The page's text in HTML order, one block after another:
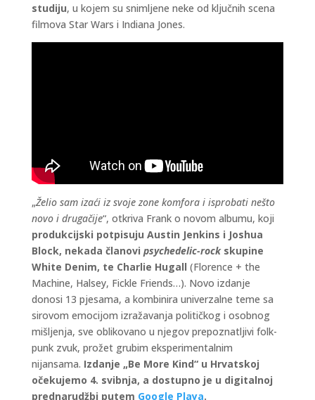
studiju, u kojem su snimljene neke od ključnih scena
filmova Star Wars i Indiana Jones.
„Želio sam izaći iz svoje zone komfora i isprobati nešto
novo i drugačije“, otkriva Frank o novom albumu, koji
produkcijski potpisuju Austin Jenkins i Joshua
Block, nekada članovi psychedelic-rock skupine
White Denim, te Charlie Hugall (Florence + the
Machine, Halsey, Fickle Friends…). Novo izdanje
donosi 13 pjesama, a kombinira univerzalne teme sa
sirovom emocijom izražavanja političkog i osobnog
mišljenja, sve oblikovano u njegov prepoznatljivi folk-
punk zvuk, prožet grubim eksperimentalnim
nijansama. Izdanje „Be More Kind“ u Hrvatskoj
očekujemo 4. svibnja, a dostupno je u digitalnoj
prednarudžbi putem Google Playa.